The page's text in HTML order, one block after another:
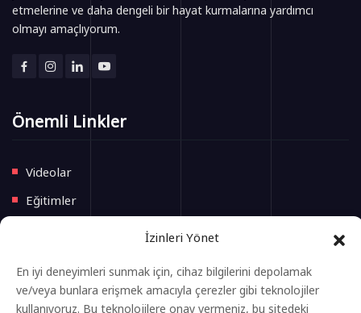
İzinleri Yönet
En iyi deneyimleri sunmak için, cihaz bilgilerini depolamak
ve/veya bunlara erişmek amacıyla çerezler gibi teknolojiler
kullanıyoruz. Bu teknolojilere onay vermeniz, bu sitedeki
etmelerine ve daha dengeli bir hayat kurmalarına yardımcı
olmayı amaçlıyorum.
Önemli Linkler
Videolar
Eğitimler
Yeni Başlayacak Eğitimler